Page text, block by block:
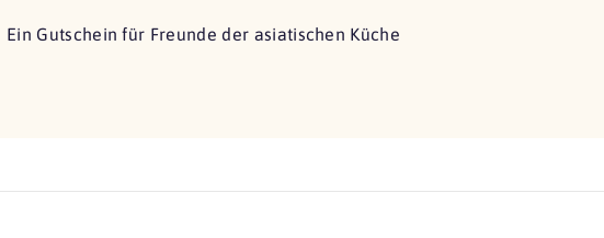
Ein Gutschein für Freunde der asiatischen Küche